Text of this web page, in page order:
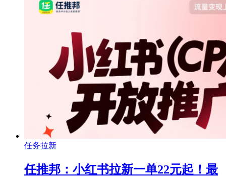
任务拉新
任推邦：小红书拉新一单22元起！最